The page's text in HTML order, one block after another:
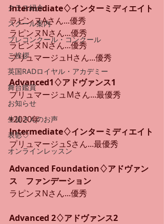
クラス紹介
スクール案内
プレコンクール・コンクール
ご挨拶
英国RADロイヤル・アカデミー
舞台鑑賞
お知らせ
生徒さんのお声
表彰♡
オンラインレッスン
Intermediate♢インターミディエイト
ラピンヌAさん...優秀
ラピンヌNさん...優秀
ラピンヌNさん...優秀
プリュマージュHさん...優秀
Advanced1♢アドヴァンス1
プリュマージュMさん...最優秀
◉2020年
Intermediate♢インターミディエイト
プリュマージュSさん...最優秀
Advanced Foundation♢アドヴァン
ス　ファンデーション
ラピンヌNさん...優秀
Advanced 2♢アドヴァンス2